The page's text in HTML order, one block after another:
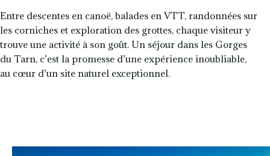
Entre descentes en canoë, balades en VTT, randonnées sur
les corniches et exploration des grottes, chaque visiteur y
trouve une activité à son goût. Un séjour dans les Gorges
du Tarn, c’est la promesse d’une expérience inoubliable,
au cœur d’un site naturel exceptionnel.